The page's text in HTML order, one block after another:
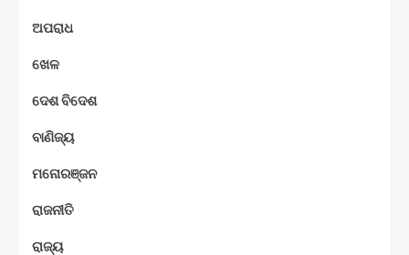
ଅପରାଧ
ଖେଳ
ଦେଶ ବିଦେଶ
ବାଣିଜ୍ୟ
ମନୋରଞ୍ଜନ
ରାଜନୀତି
ରାଜ୍ୟ